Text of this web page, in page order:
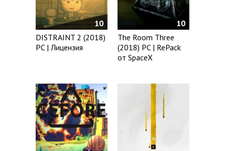
10
DISTRAINT 2 (2018)
PC | Лицензия
10
The Room Three
(2018) PC | RePack
от SpaceX